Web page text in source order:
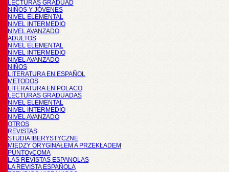
LECTURAS GRADUAD
NIÑOS Y JÓVENES
NIVEL ELEMENTAL
NIVEL INTERMEDIO
NIVEL AVANZADO
ADULTOS
NIVEL ELEMENTAL
NIVEL INTERMEDIO
NIVEL AVANZADO
NIÑOS
LITERATURA EN ESPAÑOL
METODOS
LITERATURA EN POLACO
LECTURAS GRADUADAS
NIVEL ELEMENTAL
NIVEL INTERMEDIO
NIVEL AVANZADO
OTROS
REVISTAS
STUDIA IBERYSTYCZNE
MIĘDZY ORYGINAŁEM A PRZEKŁADEM
PUNTOyCOMA
LAS REVISTAS ESPANOLAS
LA REVISTA ESPAÑOLA